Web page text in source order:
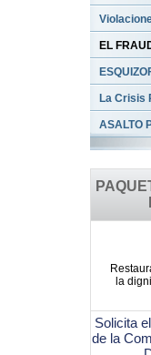
EL
La Crisis
ASALTO
la
Solicita
de la